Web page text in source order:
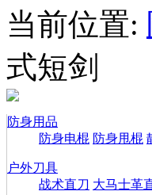
当前位置:
式短剑
防身用品
防身电棍 防身甩棍
户外刀具
战术直刀 大马士革